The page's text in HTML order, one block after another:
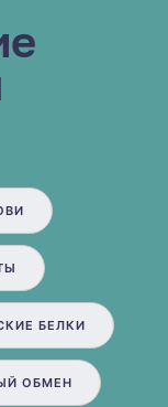
БЕЛКИ
ОБМЕН